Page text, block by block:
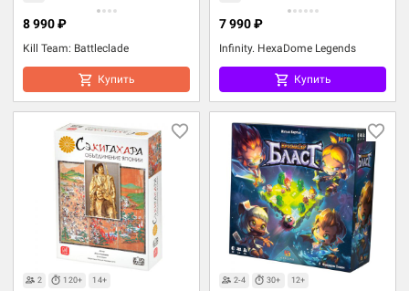
Kill Team: Battleclade
8 990 ₽
Купить
Infinity. HexaDome Legends
7 990 ₽
Купить
2 120+ 14+ 2-4 30+ 12+